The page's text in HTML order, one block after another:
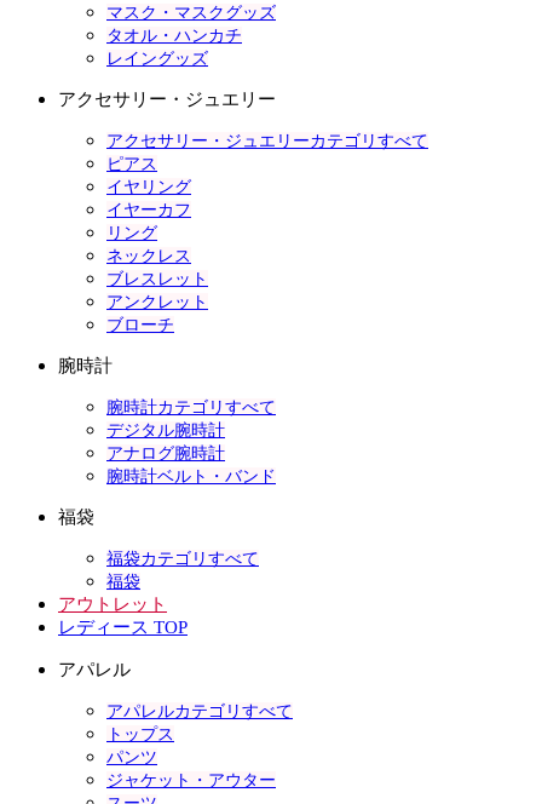
マスク・マスクグッズ
タオル・ハンカチ
レイングッズ
アクセサリー・ジュエリー
アクセサリー・ジュエリーカテゴリすべて
ピアス
イヤリング
イヤーカフ
リング
ネックレス
ブレスレット
アンクレット
ブローチ
腕時計
腕時計カテゴリすべて
デジタル腕時計
アナログ腕時計
腕時計ベルト・バンド
福袋
福袋カテゴリすべて
福袋
アウトレット
レディース TOP
アパレル
アパレルカテゴリすべて
トップス
パンツ
ジャケット・アウター